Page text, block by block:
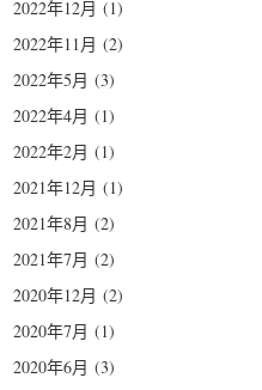
2022年12月 (1)
2022年11月 (2)
2022年5月 (3)
2022年4月 (1)
2022年2月 (1)
2021年12月 (1)
2021年8月 (2)
2021年7月 (2)
2020年12月 (2)
2020年7月 (1)
2020年6月 (3)